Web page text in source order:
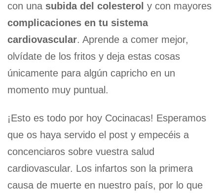
con una subida del colesterol y con mayores
complicaciones en tu sistema
cardiovascular. Aprende a comer mejor,
olvídate de los fritos y deja estas cosas
únicamente para algún capricho en un
momento muy puntual.
¡Esto es todo por hoy Cocinacas! Esperamos
que os haya servido el post y empecéis a
concenciaros sobre vuestra salud
cardiovascular. Los infartos son la primera
causa de muerte en nuestro país, por lo que